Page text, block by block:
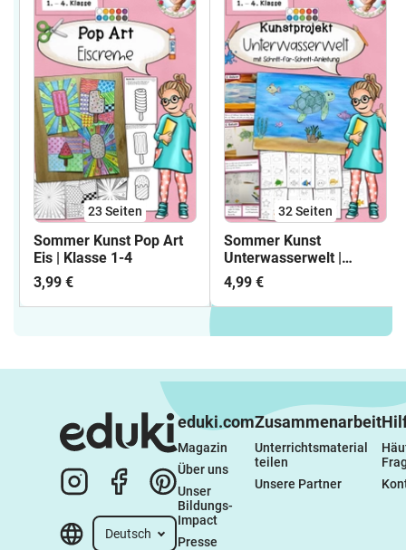
23 Seiten
Sommer Kunst Pop Art
Eis | Klasse 1-4
3,99 €
32Seiten
Sommer Kunst
Unterwasserwelt |
Kunstprojekt Klasse 1-4
4,99 €
Deutsch
eduki.com
Magazin
Über uns
Unser
Bildungs-
Impact
Presse
Zusammenarbeit
Unterrichtsmaterial
teilen
Unsere Partner